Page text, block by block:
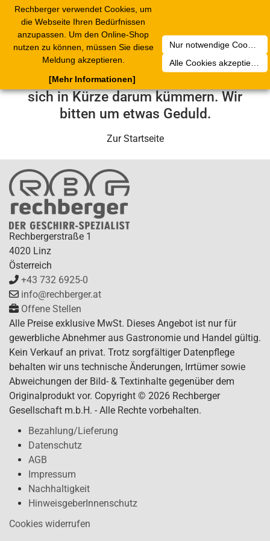
Rechberger verwendet Cookies, um
die Webseite Ihren Bedürfnissen
anzupassen. Um den Online-Shop
nutzen zu können, müssen Sie diese
Meldung akzeptieren.
Nur notwendige Cookies akzeptieren
Alle Cookies akzeptieren
[Mehr Informationen]
Leider ist ein technischer Fehler
aufgetreten. Unser Service-Team wird
sich in Kürze darum kümmern. Wir
bitten um etwas Geduld.
Zur Startseite
Rechbergerstraße 1
4020 Linz
Österreich
+43 732 6925-0
info@rechberger.at
Offene Stellen
Alle Preise exklusive MwSt. Dieses Angebot ist nur für
gewerbliche Abnehmer aus Gastronomie und Handel gültig.
Kein Verkauf an privat. Trotz sorgfältiger Datenpflege
behalten wir uns technische Änderungen, Irrtümer sowie
Abweichungen der Bild- & Textinhalte gegenüber dem
Originalprodukt vor. Copyright © 2026 Rechberger
Gesellschaft m.b.H. - Alle Rechte vorbehalten.
Bezahlung/Lieferung
Datenschutz
AGB
Impressum
Nachhaltigkeit
HinweisgeberInnenschutz
Cookies widerrufen